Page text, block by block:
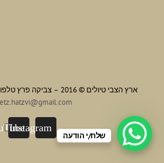
ארץ הצבי טיולים © 2016 – צביקה פרץ טלפון:
Instagram
שלח/י הודעה